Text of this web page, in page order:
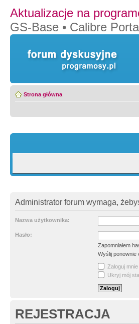
Aktualizacje na
GS-Base • Calibre
Strona główna
Administrator forum wymaga,
Nazwa użytkownika:
Hasło:
Zapomniałem
Wyślij ponownie
Zaloguj
Ukryj mój
REJESTRACJA